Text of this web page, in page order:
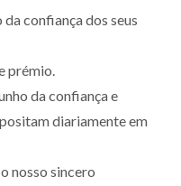
confiança dos seus
prémio.
da confiança e
diariamente em
nosso sincero